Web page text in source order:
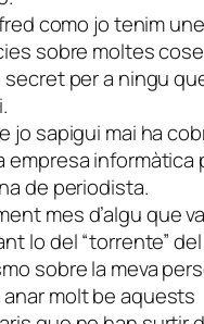
como jo tenim
sobre moltes
secret per a ningu
jo sapigui mai ha
empresa informàtica
de periodista.
mes d’algu que va
lo del “torrente” del
sobre la meva
molt be aquests